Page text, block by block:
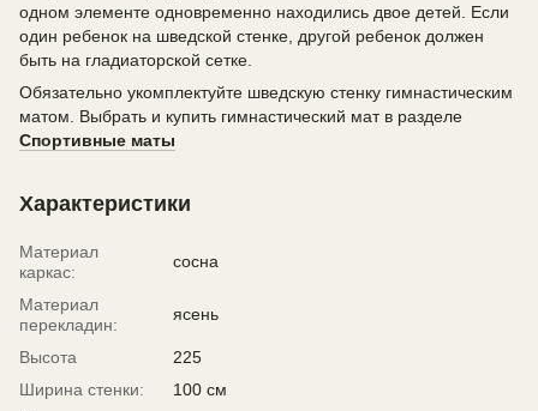
одном элементе одновременно находились двое детей. Если
один ребенок на шведской стенке, другой ребенок должен
быть на гладиаторской сетке.
Обязательно укомплектуйте шведскую стенку гимнастическим
матом. Выбрать и купить гимнастический мат в разделе
Спортивные маты
Характеристики
Материал
каркас:
сосна
Материал
перекладин:
ясень
Высота
225
Ширина стенки:
100 см